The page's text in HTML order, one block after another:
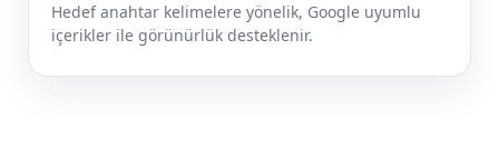
Hedef anahtar kelimelere yönelik, Google uyumlu
içerikler ile görünürlük desteklenir.